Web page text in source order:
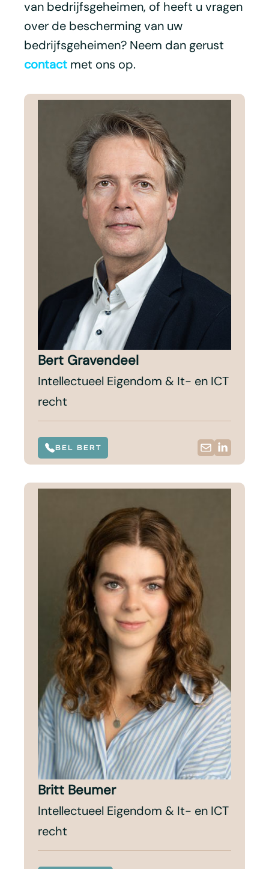
van bedrijfsgeheimen, of heeft u vragen
over de bescherming van uw
bedrijfsgeheimen? Neem dan gerust
contact met ons op.
Bert Gravendeel
Intellectueel Eigendom & It- en ICT
recht
BEL BERT
Britt Beumer
Intellectueel Eigendom & It- en ICT
recht